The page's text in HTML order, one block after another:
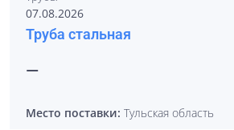
07.08.2026
Труба стальная
—
Место поставки: Тульская область